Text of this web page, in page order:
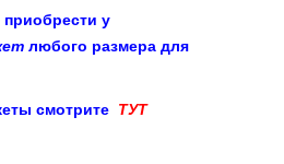
у
любого размера для
смотрите ТУТ